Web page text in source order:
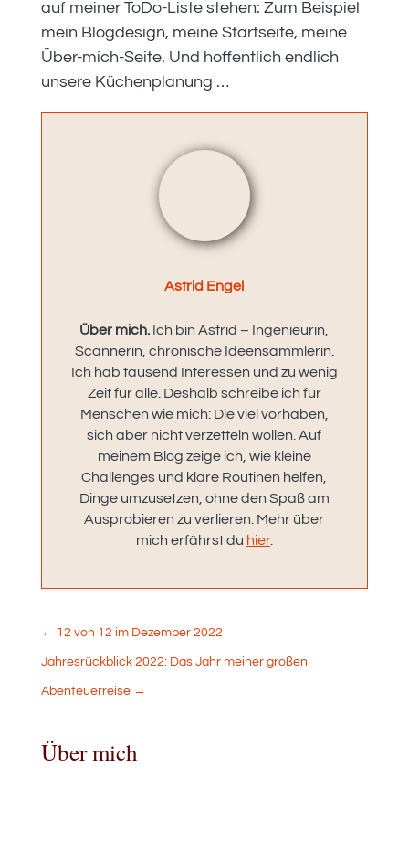
auf meiner ToDo-Liste stehen: Zum Beispiel
mein Blogdesign, meine Startseite, meine
Über-mich-Seite. Und hoffentlich endlich
unsere Küchenplanung …
Astrid Engel
Über mich. Ich bin Astrid – Ingenieurin,
Scannerin, chronische Ideensammlerin.
Ich hab tausend Interessen und zu wenig
Zeit für alle. Deshalb schreibe ich für
Menschen wie mich: Die viel vorhaben,
sich aber nicht verzetteln wollen. Auf
meinem Blog zeige ich, wie kleine
Challenges und klare Routinen helfen,
Dinge umzusetzen, ohne den Spaß am
Ausprobieren zu verlieren. Mehr über
mich erfährst du hier.
← 12 von 12 im Dezember 2022
Jahresrückblick 2022: Das Jahr meiner großen
Abenteuerreise→
Über mich